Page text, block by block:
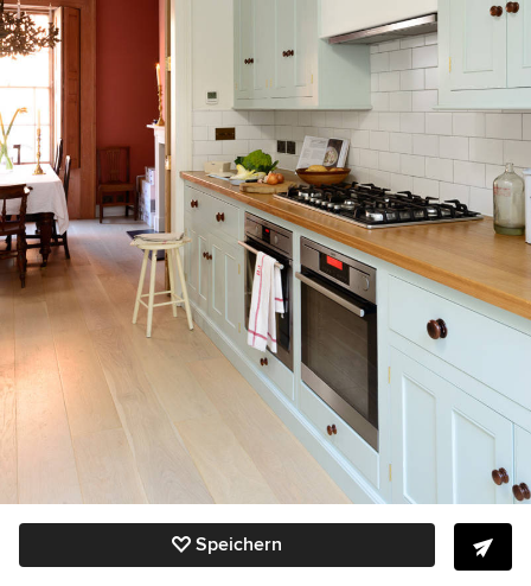
Speichern